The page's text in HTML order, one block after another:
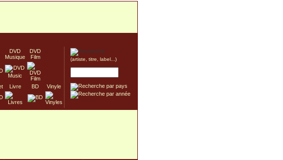
DVD
Musique
DVD
Film
Livre BD Vinyle
(artiste, titre, label...)